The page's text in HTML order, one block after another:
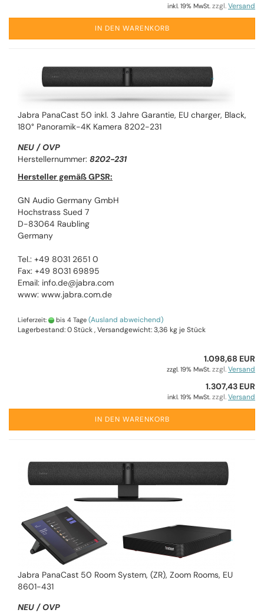
inkl. 19% MwSt. zzgl.Versand
IN DEN WARENKORB
Jabra PanaCast 50 inkl. 3 Jahre Garantie, EU charger, Black,
180° Panoramik-4K Kamera 8202-231
NEU / OVP
Herstellernummer: 8202-231
Hersteller gemäß GPSR:
GN Audio Germany GmbH
Hochstrass Sued 7
D-83064 Raubling
Germany
Tel.: +49 8031 2651 0
Fax: +49 8031 69895
Email: info.de@jabra.com
www: www.jabra.com.de
Lieferzeit: bis 4 Tage (Ausland abweichend)
Lagerbestand: 0 Stück , Versandgewicht:3,36 kg je Stück
1.098,68 EUR
zzgl. 19% MwSt. zzgl.Versand
1.307,43 EUR
inkl. 19% MwSt. zzgl.Versand
IN DEN WARENKORB
Jabra PanaCast 50 Room System, (ZR), Zoom Rooms, EU
8601-431
NEU / OVP